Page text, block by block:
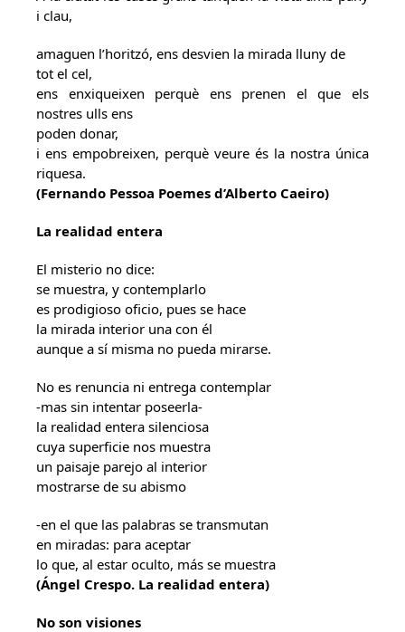
i clau,
amaguen l’horitzó, ens desvien la mirada lluny de
tot el cel,
ens enxiqueixen perquè ens prenen el que els
nostres ulls ens
poden donar,
i ens empobreixen, perquè veure és la nostra única
riquesa.
(Fernando Pessoa Poemes d’Alberto Caeiro)
La realidad entera
El misterio no dice:
se muestra, y contemplarlo
es prodigioso oficio, pues se hace
la mirada interior una con él
aunque a sí misma no pueda mirarse.
No es renuncia ni entrega contemplar
-mas sin intentar poseerla-
la realidad entera silenciosa
cuya superficie nos muestra
un paisaje parejo al interior
mostrarse de su abismo
-en el que las palabras se transmutan
en miradas: para aceptar
lo que, al estar oculto, más se muestra
(Ángel Crespo. La realidad entera)
No son visiones